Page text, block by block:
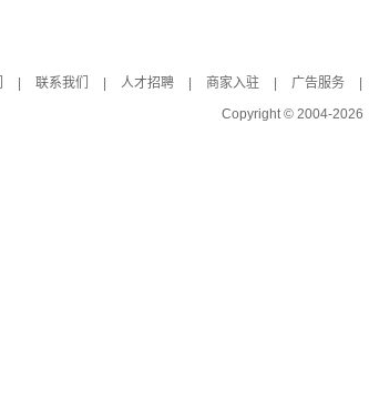
联系我们 人才招聘 商家入驻 广告服务
Copyright © 2004-2026